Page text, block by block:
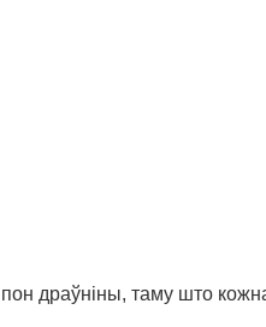
драўніны, таму што